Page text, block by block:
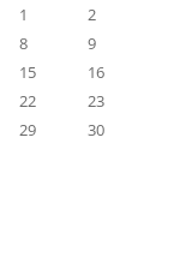
1
2
8
9
15
16
22
23
29
30